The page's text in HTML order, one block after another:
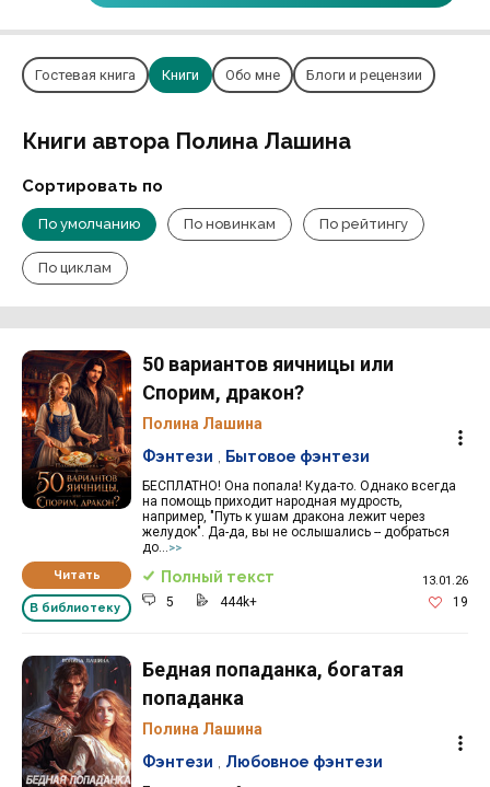
Гостевая книга Книги Обо мне Блоги и рецензии
Книги автора Полина Лашина
Сортировать по
По умолчанию По новинкам По рейтингу
По циклам
Читать
В библиотеку
50 вариантов яичницы или
Спорим, дракон?
Полина Лашина
БЕСПЛАТНО! Она попала! Куда-то. Однако всегда
на помощь приходит народная мудрость,
например, "Путь к ушам дракона лежит через
желудок". Да-да, вы не ослышались -- добраться
до...>>
Фэнтези Бытовое фэнтези
Полный текст 13.01.26
5 444k+ 19
Бедная попаданка, богатая
попаданка
Полина Лашина
Фэнтези Любовное фэнтези